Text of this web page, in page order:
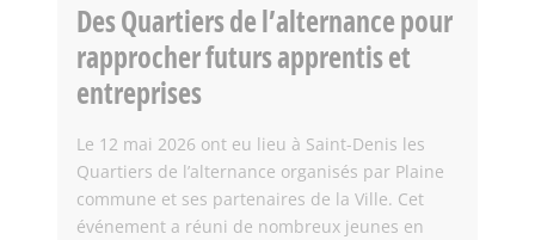
Des Quartiers de l’alternance pour
rapprocher futurs apprentis et
entreprises
Le 12 mai 2026 ont eu lieu à Saint-Denis les
Quartiers de l’alternance organisés par Plaine
commune et ses partenaires de la Ville. Cet
événement a réuni de nombreux jeunes en